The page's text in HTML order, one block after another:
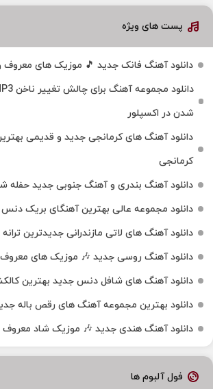
پست های ویژه
دانلود آهنگ فانک جدید 🎵 موزیک‌ های
شدن در اکسپلور
دانلود آهنگ‌ های کرمانجی جدید و قدیمی
کرمانجی
دانلود آهنگ بندری و آهنگ جنوبی جدید حفله
دانلود مجموعه عالی بهترین آهنگای بریک
دانلود آهنگ‌ های لاتی مازندرانی جدیدترین
دانلود آهنگ روسی جدید 🎶 موزیک‌ های
دانلود آهنگ های شافل دنس جدید بهترین
دانلود بهترین مجموعه آهنگ های رقص باله
دانلود آهنگ هندی جدید 🎶 موزیک شاد معروف
فول آلبوم ها